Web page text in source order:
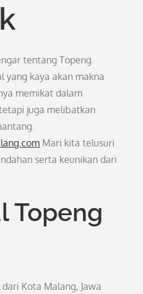
tentang Topeng
yang kaya akan makna
memikat dalam
juga melibatkan
Mari kita telusuri
serta keunikan dari
Topeng
Kota Malang, Jawa